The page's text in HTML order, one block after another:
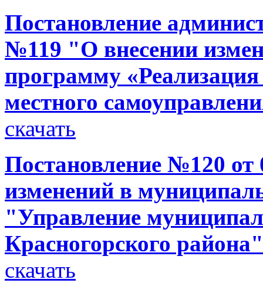
Постановление
№119 "О внесении
программу
местного
скачать
Постановление №120 от
изменений в
"Управление
Красногорского района"
скачать